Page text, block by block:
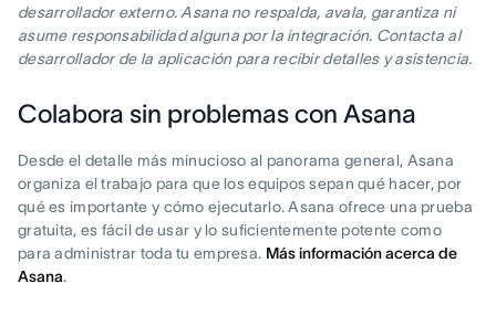
desarrollador externo. Asana no respalda, avala, garantiza ni
asume responsabilidad alguna por la integración. Contacta al
desarrollador de la aplicación para recibir detalles y asistencia.
Colabora sin problemas con Asana
Desde el detalle más minucioso al panorama general, Asana
organiza el trabajo para que los equipos sepan qué hacer, por
qué es importante y cómo ejecutarlo. Asana ofrece una prueba
gratuita, es fácil de usar y lo suficientemente potente como
para administrar toda tu empresa. Más información acerca de
Asana.